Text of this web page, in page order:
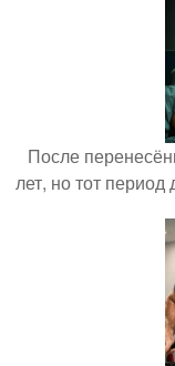
После
лет, но тот период